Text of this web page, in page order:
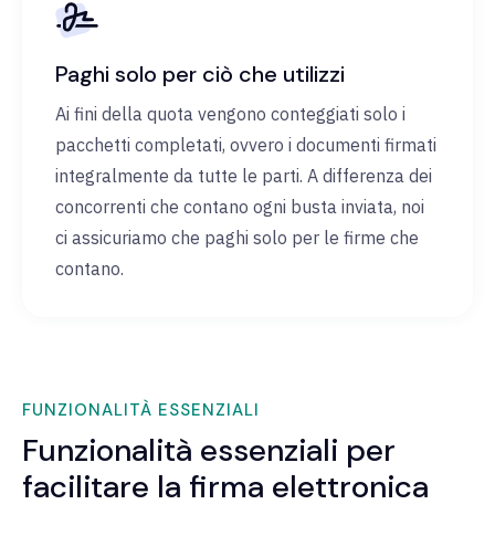
Paghi solo per ciò che utilizzi
Ai fini della quota vengono conteggiati solo i
pacchetti completati, ovvero i documenti firmati
integralmente da tutte le parti. A differenza dei
concorrenti che contano ogni busta inviata, noi
ci assicuriamo che paghi solo per le firme che
contano.
FUNZIONALITÀ ESSENZIALI
Funzionalità essenziali per
facilitare la firma elettronica